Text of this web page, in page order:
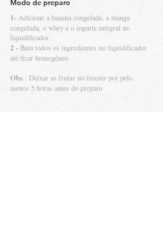
Modo de preparo
1- Adicione a banana congelada, a manga
congelada, o whey e o iogurte integral no
liquidificador
2 - Bata todos os ingredientes no liquidificador
até ficar homogêneo.
Obs.: Deixar as frutas no freezer por pelo
menos 5 horas antes do preparo